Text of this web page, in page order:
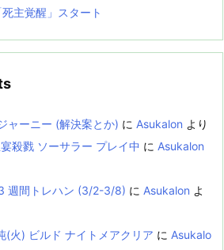
主覚醒」スタート
ャーニー (解決案とか) に Asukalon より
殺戮 ソーサラー プレイ中 に Asukalon
週間トレハン (3/2-3/8) に Asukalon よ
(火) ビルド ナイトメアクリア に Asukalo